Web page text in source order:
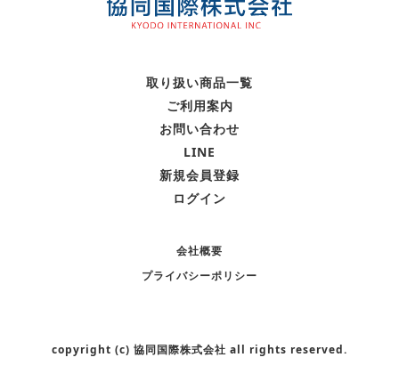
取り扱い商品一覧
・化粧品
・日用品
・サロン向け
・その他
ご利用案内
お問い合わせ
LINE
新規会員登録
ログイン
会社概要
プライバシーポリシー
copyright (c) 協同国際株式会社 all rights reserved.